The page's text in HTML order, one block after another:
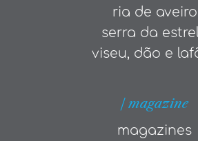
ria de aveiro
serra da
viseu, dão e
| magazine
magazines